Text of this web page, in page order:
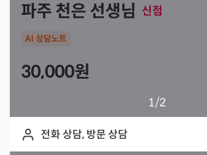
파주 천은 선생님 신점
AI 상담노트
30,000원
1/2
전화 상담, 방문 상담